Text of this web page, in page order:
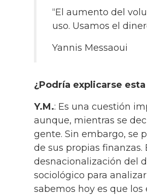
“El aumento del
uso. Usamos el
Yannis Messaoui
¿Podría explicarse
Y.M.: Es una cuestión
aunque, mientras se
gente. Sin embargo, se
de sus propias finanzas.
desnacionalización del
sociológico para
sabemos hoy es que